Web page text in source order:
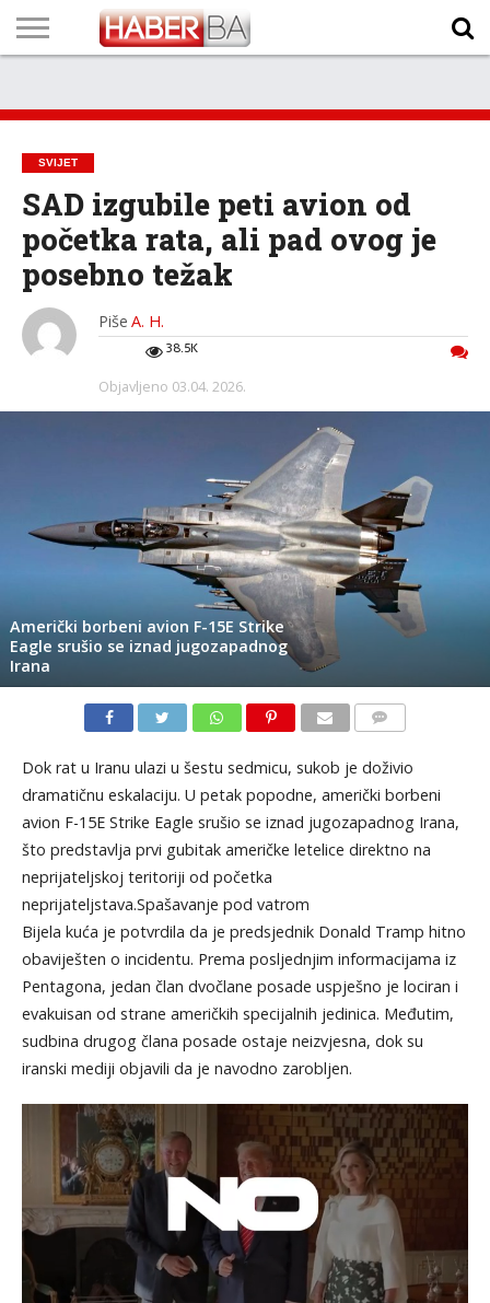
TECH
PROGRAM
PROGNOZA
PUTEVIMA
LISTA
NAMA
SVIJET
SAD izgubile peti avion od
početka rata, ali pad ovog je
posebno težak
Piše A. H.
38.5K
Objavljeno 03.04. 2026.
Američki borbeni avion F-15E Strike
Eagle srušio se iznad jugozapadnog
Irana
Dok rat u Iranu ulazi u šestu sedmicu, sukob je doživio
dramatičnu eskalaciju. U petak popodne, američki borbeni
avion F-15E Strike Eagle srušio se iznad jugozapadnog Irana,
što predstavlja prvi gubitak američke letelice direktno na
neprijateljskoj teritoriji od početka
neprijateljstava.Spašavanje pod vatrom
Bijela kuća je potvrdila da je predsjednik Donald Tramp hitno
obaviješten o incidentu. Prema posljednjim informacijama iz
Pentagona, jedan član dvočlane posade uspješno je lociran i
evakuisan od strane američkih specijalnih jedinica. Međutim,
sudbina drugog člana posade ostaje neizvjesna, dok su
iranski mediji objavili da je navodno zarobljen.